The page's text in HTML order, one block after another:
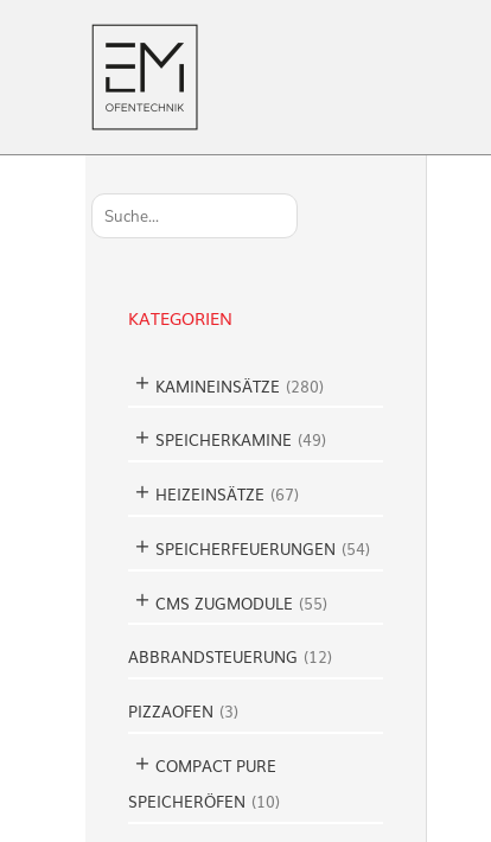
u
c
KATEGORIEN
KAMINEINSÄTZE (280)
SPEICHERKAMINE (49)
HEIZEINSÄTZE (67)
SPEICHERFEUERUNGEN (54)
CMS ZUGMODULE (55)
ABBRANDSTEUERUNG (12)
PIZZAOFEN (3)
COMPACT PURE
SPEICHERÖFEN (10)